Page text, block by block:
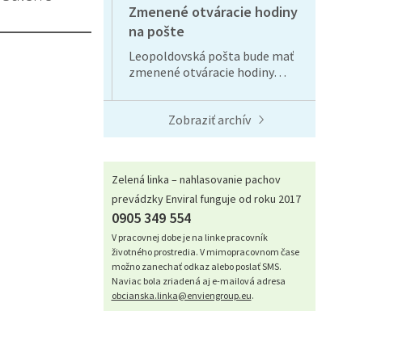
Zmenené otváracie hodiny
na pošte
Leopoldovská pošta bude mať
zmenené otváracie hodiny…
Zobraziť archív
Zelená linka – nahlasovanie pachov
prevádzky Enviral funguje od roku 2017
0905 349 554
V pracovnej dobe je na linke pracovník
životného prostredia. V mimopracovnom čase
možno zanechať odkaz alebo poslať SMS.
Naviac bola zriadená aj e-mailová adresa
obcianska.linka@enviengroup.eu.